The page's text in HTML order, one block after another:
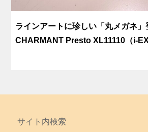
ラインアートに珍しい「丸メガネ
CHARMANT Presto XL11110（i-
サイト内検索